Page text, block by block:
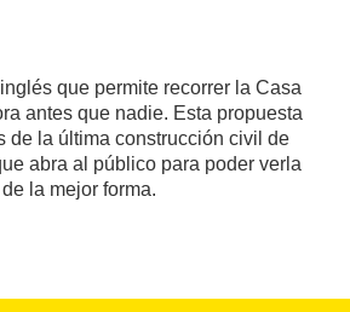
que permite recorrer la Casa
antes que nadie. Esta propuesta
de la última construcción civil de
abra al público para poder verla
de la mejor forma.